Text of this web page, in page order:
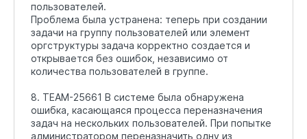
пользователей.
Проблема была устранена: теперь при создании
задачи на группу пользователей или элемент
оргструктуры задача корректно создается и
открывается без ошибок, независимо от
количества пользователей в группе.
8. TEAM-25661 В системе была обнаружена
ошибка, касающаяся процесса переназначения
задач на нескольких пользователей. При попытке
администратором переназначить одну из